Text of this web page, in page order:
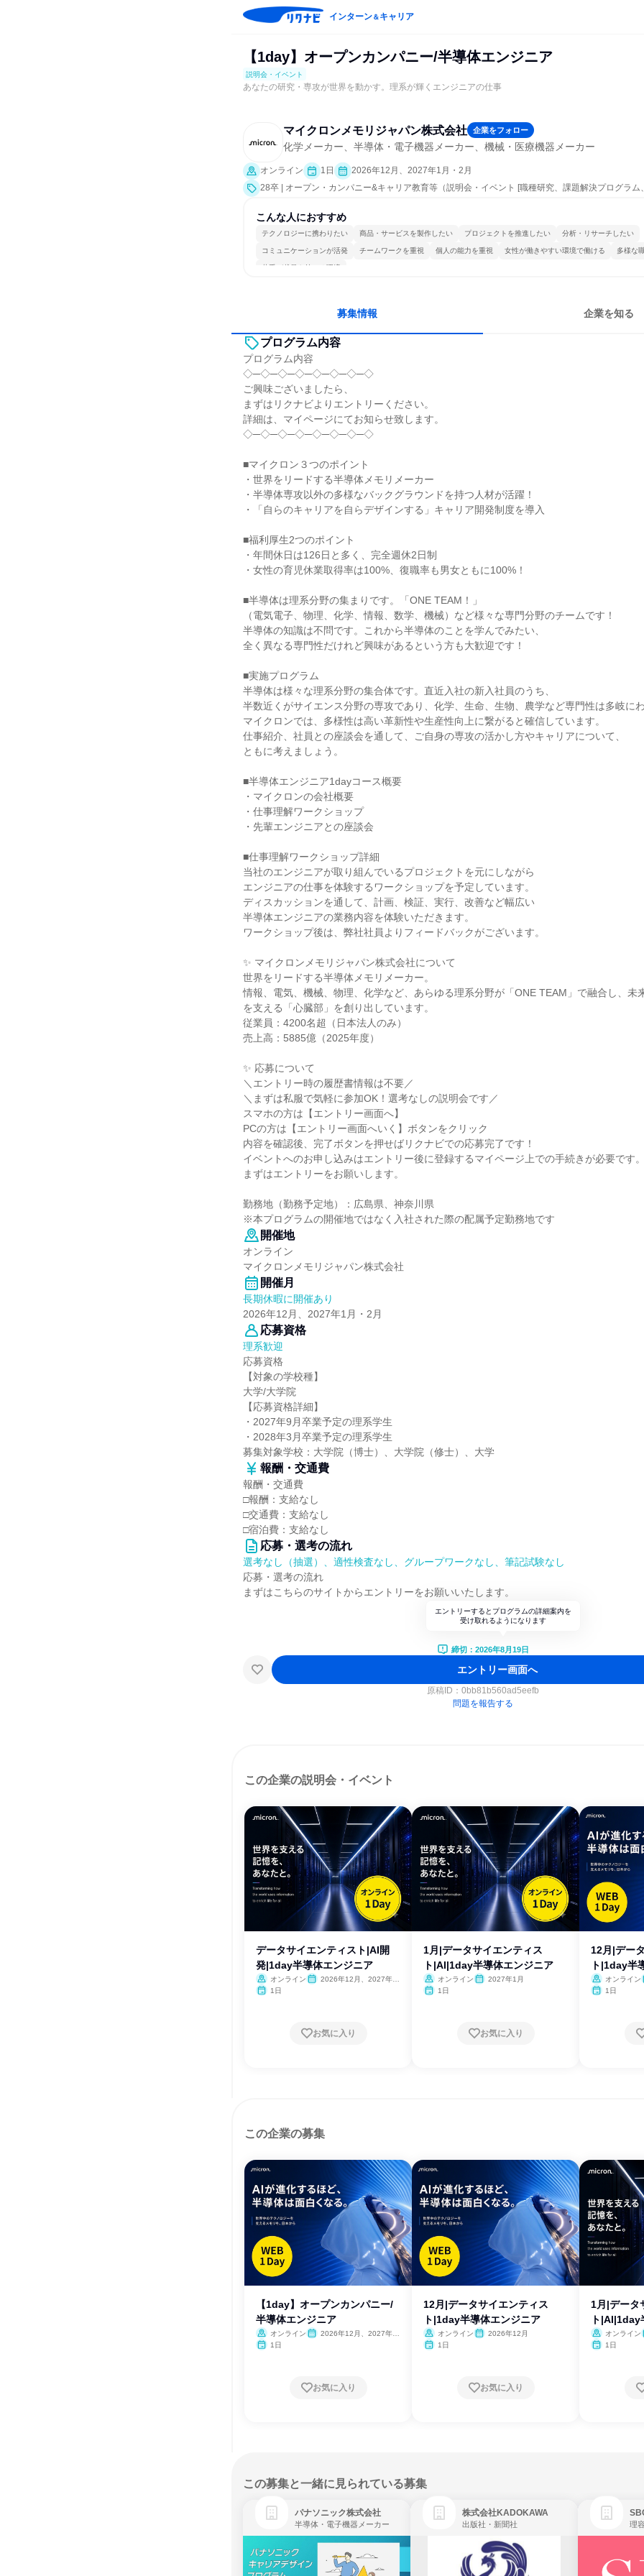
インターン＆キャリア
【1day】オープンカンパニー/半導体エンジニア
説明会・イベント
あなたの研究・専攻が世界を動かす。理系が輝くエンジニアの仕事
マイクロンメモリジャパン株式会社 企業をフォロー
化学メーカー、半導体・電子機器メーカー、機械・医療機器メーカー
オンライン 1日
2026年12月、2027年1月・2月
28卒 | オープン・カンパニー&キャリア教育等（説明会・イベント [職種研究、課題解決プログラム
こんな人におすすめ
テクノロジーに携わりたい 商品・サービスを製作したい プロジェクトを推進したい 分析・リサーチしたい
コミュニケーションが活発 チームワークを重視 個人の能力を重視 女性が働きやすい環境で働ける 多様な
若手が裁量を持てる環境
募集情報 企業を知る
プログラム内容
プログラム内容
◇─◇─◇─◇─◇─◇─◇─◇
ご興味ございましたら、
まずはリクナビよりエントリーください。
詳細は、マイページにてお知らせ致します。
◇─◇─◇─◇─◇─◇─◇─◇
■マイクロン３つのポイント
・世界をリードする半導体メモリメーカー
・半導体専攻以外の多様なバックグラウンドを持つ人材が活躍！
・「自らのキャリアを自らデザインする」キャリア開発制度を導入
■福利厚生2つのポイント
・年間休日は126日と多く、完全週休2日制
・女性の育児休業取得率は100%、復職率も男女ともに100%！
■半導体は理系分野の集まりです。「ONE TEAM！」
（電気電子、物理、化学、情報、数学、機械）など様々な専門分野のチームです！
半導体の知識は不問です。これから半導体のことを学んでみたい、
全く異なる専門性だけれど興味があるという方も大歓迎です！
■実施プログラム
半導体は様々な理系分野の集合体です。直近入社の新入社員のうち、
半数近くがサイエンス分野の専攻であり、化学、生命、生物、農学など専門性は多岐にわ
マイクロンでは、多様性は高い革新性や生産性向上に繋がると確信しています。
仕事紹介、社員との座談会を通して、ご自身の専攻の活かし方やキャリアについて、
ともに考えましょう。
■半導体エンジニア1dayコース概要
・マイクロンの会社概要
・仕事理解ワークショップ
・先輩エンジニアとの座談会
■仕事理解ワークショップ詳細
当社のエンジニアが取り組んでいるプロジェクトを元にしながら
エンジニアの仕事を体験するワークショップを予定しています。
ディスカッションを通して、計画、検証、実行、改善など幅広い
半導体エンジニアの業務内容を体験いただきます。
ワークショップ後は、弊社社員よりフィードバックがございます。
✨ マイクロンメモリジャパン株式会社について
世界をリードする半導体メモリメーカー。
情報、電気、機械、物理、化学など、あらゆる理系分野が「ONE TEAM」で融合し、未
を支える「心臓部」を創り出しています。
従業員：4200名超（日本法人のみ）
売上高：5885億（2025年度）
✨ 応募について
＼エントリー時の履歴書情報は不要／
＼まずは私服で気軽に参加OK！選考なしの説明会です／
スマホの方は【エントリー画面へ】
PCの方は【エントリー画面へいく】ボタンをクリック
内容を確認後、完了ボタンを押せばリクナビでの応募完了です！
イベントへのお申し込みはエントリー後に登録するマイページ上での手続きが必要です。
まずはエントリーをお願いします。
勤務地（勤務予定地）：広島県、神奈川県
※本プログラムの開催地ではなく入社された際の配属予定勤務地です
開催地
オンライン
マイクロンメモリジャパン株式会社
開催月
長期休暇に開催あり
2026年12月、2027年1月・2月
応募資格
理系歓迎
応募資格
【対象の学校種】
大学/大学院
【応募資格詳細】
・2027年9月卒業予定の理系学生
・2028年3月卒業予定の理系学生
募集対象学校：大学院（博士）、大学院（修士）、大学
報酬・交通費
報酬・交通費
□報酬：支給なし
□交通費：支給なし
□宿泊費：支給なし
応募・選考の流れ
選考なし（抽選）、適性検査なし、グループワークなし、筆記試験なし
応募・選考の流れ
まずはこちらのサイトからエントリーをお願いいたします。
エントリーするとプログラムの詳細案内を
受け取れるようになります
締切：2026年8月19日
エントリー画面へ
原稿ID： 0bb81b560ad5eefb
問題を報告する
この企業の説明会・イベント
データサイエンティスト|AI開
発|1day半導体エンジニア
オンライン
2026年12月、2027年1
1日
お気に入り
1月|データサイエンティス
ト|AI|1day半導体エンジニア
オンライン
2027年1月
1日
お気に入り
12月|デー
ト|1day半
オンライン
1日
この企業の募集
【1day】オープンカンパニー/
半導体エンジニア
オンライン
2026年12月、2027年1
1日
お気に入り
12月|データサイエンティス
ト|1day半導体エンジニア
オンライン
2026年12月
1日
お気に入り
1月|データ
ト|AI|1day
オンライン
1日
この募集と一緒に見られている募集
パナソニック株式会社
半導体・電子機器メーカー
株式会社KADOKAWA
出版社・新聞社